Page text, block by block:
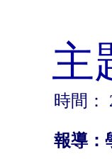
主
時間：
報導：